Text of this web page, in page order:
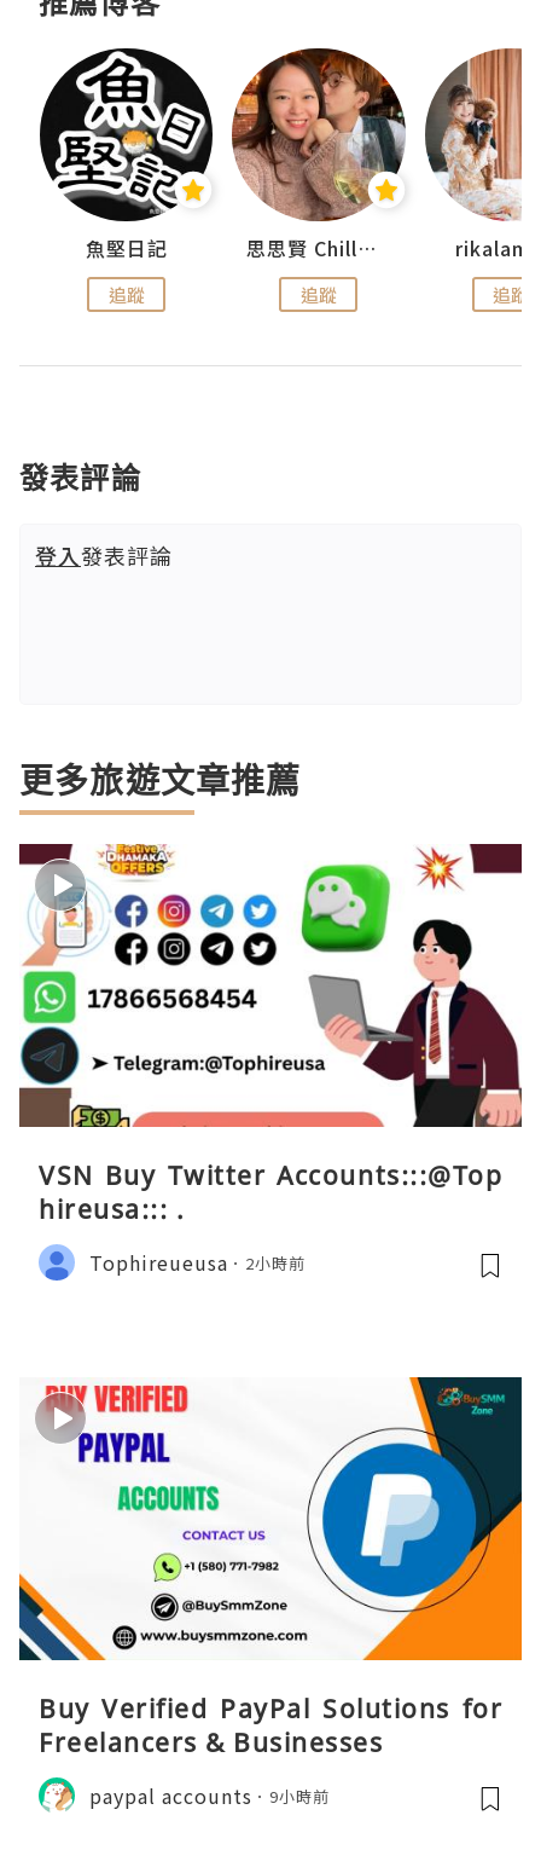
魚堅日記
追蹤
思思賢 ChillMyBabe
追蹤 追蹤
發表評論
登入發表評論
更多旅遊文章推薦
VSN Buy Twitter Accounts:::@Top
hireusa::: .
Tophireueusa 2小時前
Buy Verified PayPal Solutions for
Freelancers & Businesses
paypal accounts 9小時前